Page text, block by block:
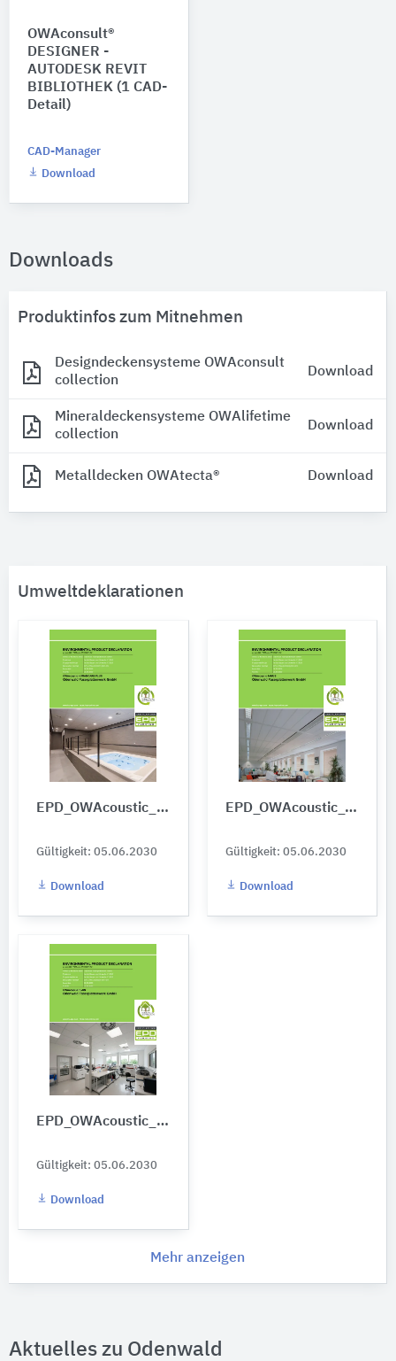
OWAconsult®
DESIGNER -
AUTODESK REVIT
BIBLIOTHEK (1 CAD-
Detail)
CAD-Manager
Download
Downloads
Produktinfos zum Mitnehmen
Designdeckensysteme OWAconsult
collection
Download
Mineraldeckensysteme OWAlifetime
collection
Download
Metalldecken OWAtecta® Download
Umweltdeklarationen
EPD_OWAcoustic_Humancare_Plus_e
Gültigkeit: 05.06.2030
Download
EPD_OWAcoustic_Janus_e
Gültigkeit: 05.06.2030
Download
EPD_OWAcoustic_Plain_e
Gültigkeit: 05.06.2030
Download
Mehr anzeigen
Aktuelles zu Odenwald